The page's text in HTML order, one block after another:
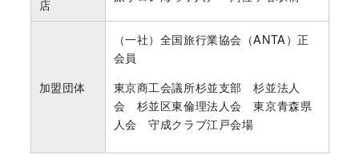
店
加盟団体
（一社）全国旅行業協会（ANTA）正
会員
東京商工会議所杉並支部 杉並法人
会 杉並区東倫理法人会 東京青森県
人会 守成クラブ江戸会場